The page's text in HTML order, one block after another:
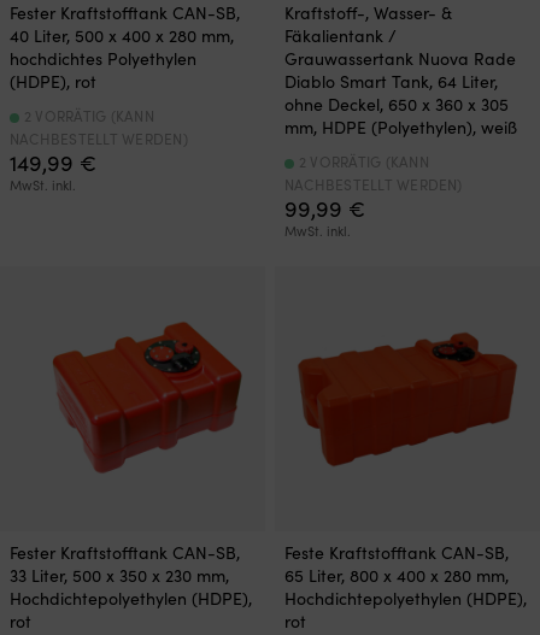
Fester Kraftstofftank CAN-SB,
40 Liter, 500 x 400 x 280 mm,
hochdichtes Polyethylen
(HDPE), rot
149,99 €
MwSt. inkl.
2 VORRÄTIG (KANN
NACHBESTELLT WERDEN)
Kraftstoff-, Wasser- &
Fäkalientank /
Grauwassertank Nuova Rade
Diablo Smart Tank, 64 Liter,
ohne Deckel, 650 x 360 x 305
mm, HDPE (Polyethylen), weiß
99,99 €
MwSt. inkl.
2 VORRÄTIG (KANN
NACHBESTELLT WERDEN)
Fester Kraftstofftank CAN-SB,
33 Liter, 500 x 350 x 230 mm,
Hochdichtepolyethylen (HDPE),
rot
Feste Kraftstofftank CAN-SB,
65 Liter, 800 x 400 x 280 mm,
Hochdichtepolyethylen (HDPE),
rot